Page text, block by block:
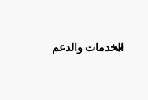
الخدمات والدعم